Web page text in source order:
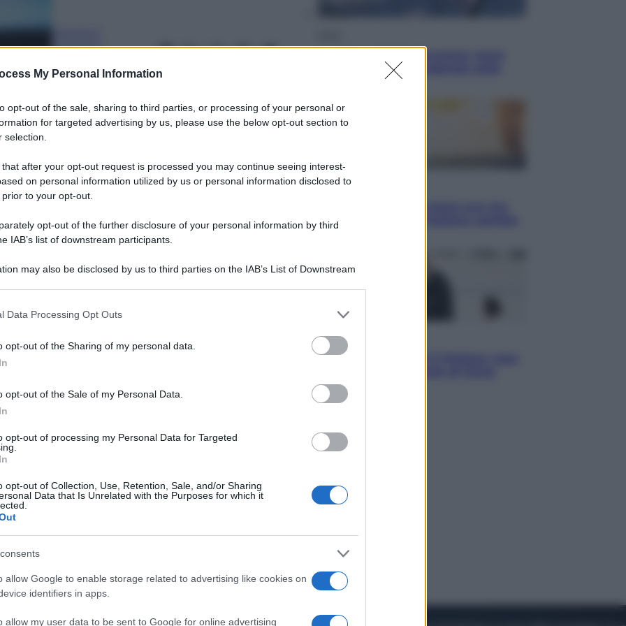
My Personal Information
opt-out of the sale, sharing to third parties, or processing of your personal or
for targeted advertising by us, please use the below opt-out section to
selection.
that after your opt-out request is processed you may continue seeing interest-
on personal information utilized by us or personal information disclosed to
to your opt-out.
opt-out of the further disclosure of your personal information by third
IAB’s list of downstream participants.
may also be disclosed by us to third parties on the IAB’s List of Downstream
including but not limited to your visit or usage behaviour. You may click to grant or
to Google and its third-party tags to use your data for below specified purposes
consent section.
Data Processing Opt Outs
opt-out of the Sharing of my personal data.
opt-out of the Sale of my Personal Data.
opt-out of processing my Personal Data for Targeted
opt-out of Collection, Use, Retention, Sale, and/or Sharing
Data that Is Unrelated with the Purposes for which it
allow Google to enable storage related to advertising like cookies on
identifiers in apps.
allow my user data to be sent to Google for online advertising
Capuano
Lettura: 2 minuti
per il mese di agosto 2023
spinta alla crescita dei prezzi al
nazionale dei prezzi al consumo, al lordo
attestato al +5,9%. Una dato positivo per imprese
si rileva come la contrazione su base
Beni energetici, “riflette anche l’evoluzione
Sud: cosa sta succedendo nella
Economia
più qualità: il vino italiano cambia
strategia
Sport
La Juventus batte il Chelsea: cosa
Kong